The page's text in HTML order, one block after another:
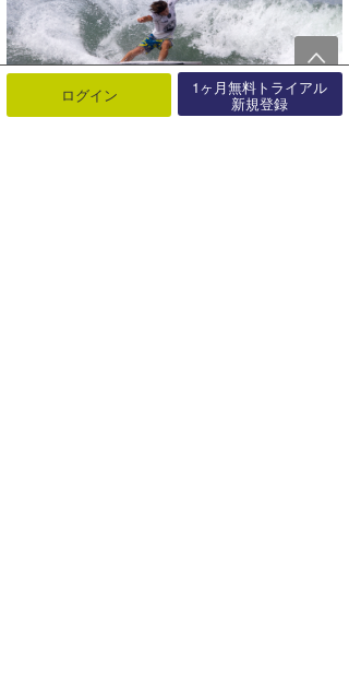
ログイン 1ヶ月無料トライアル
新規登録